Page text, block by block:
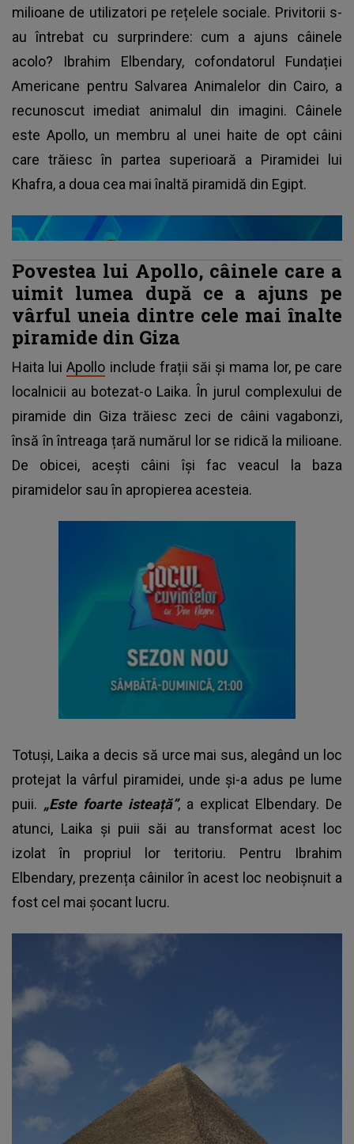
milioane de utilizatori pe rețelele sociale. Privitorii s-
au întrebat cu surprindere: cum a ajuns câinele
acolo? Ibrahim Elbendary, cofondatorul Fundației
Americane pentru Salvarea Animalelor din Cairo, a
recunoscut imediat animalul din imagini. Câinele
este Apollo, un membru al unei haite de opt câini
care trăiesc în partea superioară a Piramidei lui
Khafra, a doua cea mai înaltă piramidă din Egipt.
Povestea lui Apollo, câinele care a
uimit lumea după ce a ajuns pe
vârful uneia dintre cele mai înalte
piramide din Giza
Haita luiApollo include frații săi și mama lor, pe care
localnicii au botezat-o Laika. În jurul complexului de
piramide din Giza trăiesc zeci de câini vagabonzi,
însă în întreaga țară numărul lor se ridică la milioane.
De obicei, acești câini își fac veacul la baza
piramidelor sau în apropierea acesteia.
Totuși, Laika a decis să urce mai sus, alegând un loc
protejat la vârful piramidei, unde și-a adus pe lume
puii. „Este foarte isteață”, a explicat Elbendary. De
atunci, Laika și puii săi au transformat acest loc
izolat în propriul lor teritoriu. Pentru Ibrahim
Elbendary, prezența câinilor în acest loc neobișnuit a
fost cel mai șocant lucru.